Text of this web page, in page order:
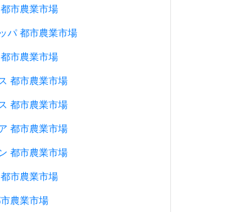
市農業市場
パ 都市農業市場
都市農業市場
都市農業市場
都市農業市場
都市農業市場
都市農業市場
市農業市場
農業市場